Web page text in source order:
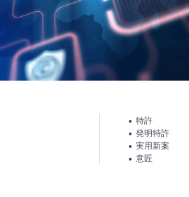
特許
発明特許
実用新案
意匠